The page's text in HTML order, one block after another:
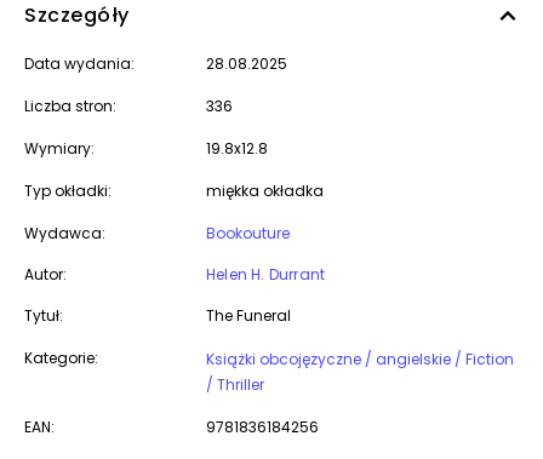
Szczegóły
Data wydania: 28.08.2025
Liczba stron: 336
Wymiary: 19.8x12.8
Typ okładki: miękka okładka
Wydawca:
Bookouture
Autor:
Helen H. Durrant
Tytuł:
The Funeral
Kategorie:
Książki obcojęzyczne / angielskie / Fiction
/ Thriller
EAN: 9781836184256